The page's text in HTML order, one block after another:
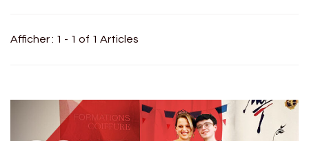
Afficher : 1 - 1 of 1 Articles